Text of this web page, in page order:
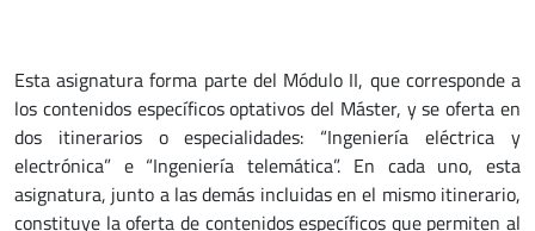
Esta asignatura forma parte del Módulo II, que corresponde a
los contenidos específicos optativos del Máster, y se oferta en
dos itinerarios o especialidades: “Ingeniería eléctrica y
electrónica” e “Ingeniería telemática”. En cada uno, esta
asignatura, junto a las demás incluidas en el mismo itinerario,
constituye la oferta de contenidos específicos que permiten al